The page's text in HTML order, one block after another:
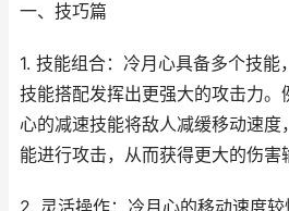
一、技巧篇
1. 技能组合：冷月心具备多个技能
技能搭配发挥出更强大的攻击力。
心的减速技能将敌人减缓移动速度
能进行攻击，从而获得更大的伤害